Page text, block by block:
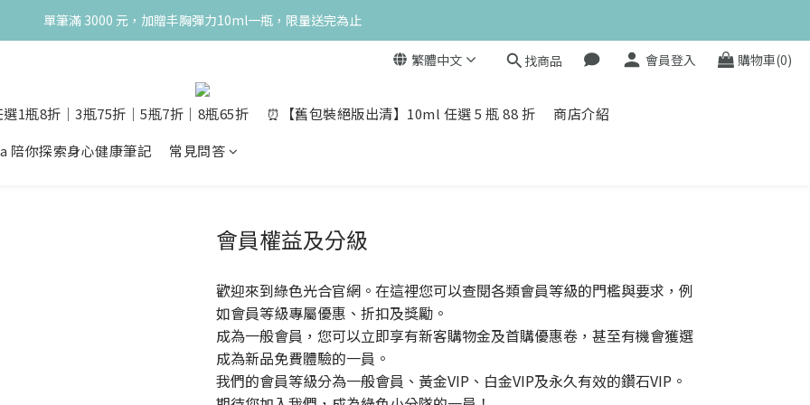
250ml 無痛/深呼吸/橙花開賣！獨享 68 折再送 20ml 隨身瓶，再享超值滿額贈 👉
單筆滿 3000 元，加贈丰胸彈力10ml一瓶，限量送完為止
250ml 無痛/深呼吸/橙花開賣！獨享 68 折再送 20ml 隨身瓶，再享超值滿額贈 👉
繁體中文 找商品 會員登入 購物車(0)
選1瓶8折│3瓶75折│5瓶7折│8瓶65折 ⏰【舊包裝絕版出清】10ml 任選 5 瓶 88 折
商店介紹
陪你探索身心健康筆記
常見問答
會員權益及分級
歡迎來到綠色光合官網。在這裡您可以查閱各類會員等級的門檻與要求，例
如會員等級專屬優惠、折扣及獎勵。
成為一般會員，您可以立即享有新客購物金及首購優惠卷，甚至有機會獲選
成為新品免費體驗的一員。
我們的會員等級分為一般會員、黃金VIP、白金VIP及永久有效的鑽石VIP。